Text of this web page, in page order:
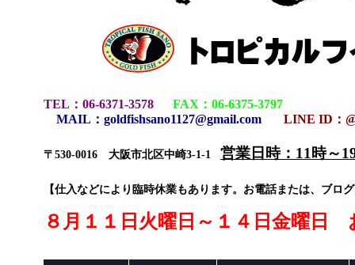
TEL ： 06-6371-3578 FAX ： 06-6375-3797
MAIL ： goldfishsano1127@gmail.com LINE ID：
〒530-0016 大阪市北区中崎3-1-1 営業日時：11時～
【仕入などにより臨時休業もあります。お電話または、ブロ
８月１１日火曜日～１４日金曜日